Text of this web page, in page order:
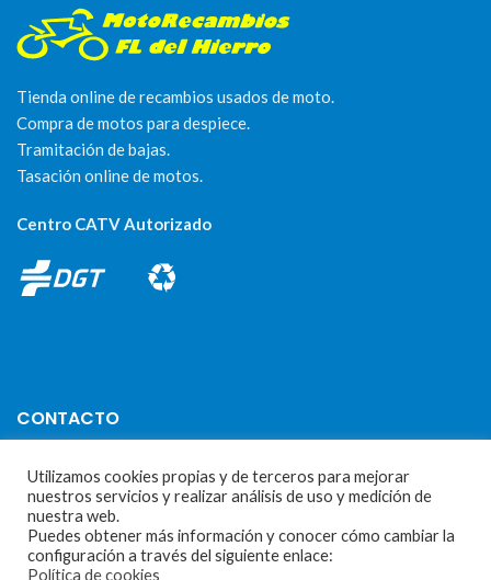
Tienda online de recambios usados de moto.
Compra de motos para despiece.
Tramitación de bajas.
Tasación online de motos.
Centro CATV Autorizado
CONTACTO
Parque Empresarial Las Condas , Nave 1
05440 Piedralaves-Ávila
603 57 44 50
Utilizamos cookies propias y de terceros para mejorar
nuestros servicios y realizar análisis de uso y medición de
nuestra web.
Puedes obtener más información y conocer cómo cambiar la
configuración a través del siguiente enlace:
Política de cookies